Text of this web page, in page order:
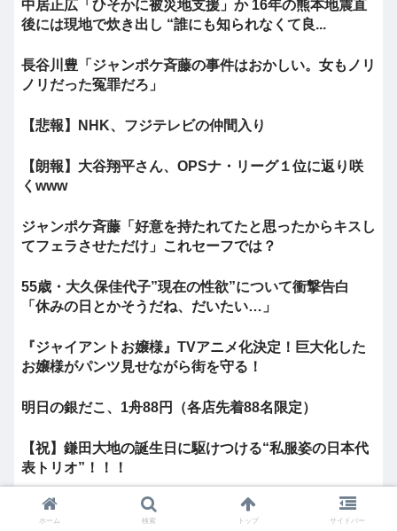
中居正広「ひそかに被災地支援」か 16年の熊本地震直
後には現地で炊き出し “誰にも知られなくて良...
長谷川豊「ジャンポケ斉藤の事件はおかしい。女もノリ
ノリだった冤罪だろ」
【悲報】NHK、フジテレビの仲間入り
【朗報】大谷翔平さん、OPSナ・リーグ１位に返り咲
くwww
ジャンポケ斉藤「好意を持たれてたと思ったからキスし
てフェラさせただけ」これセーフでは？
55歳・大久保佳代子”現在の性欲”について衝撃告白
「休みの日とかそうだね、だいたい…」
『ジャイアントお嬢様』TVアニメ化決定！巨大化した
お嬢様がパンツ見せながら街を守る！
明日の銀だこ、1舟88円（各店先着88名限定）
【祝】鎌田大地の誕生日に駆けつける“私服姿の日本代
表トリオ”！！！
中居正広「ひそかに被災地支援」か 2016年の熊本地震
ホーム 検索 トップ サイドバー